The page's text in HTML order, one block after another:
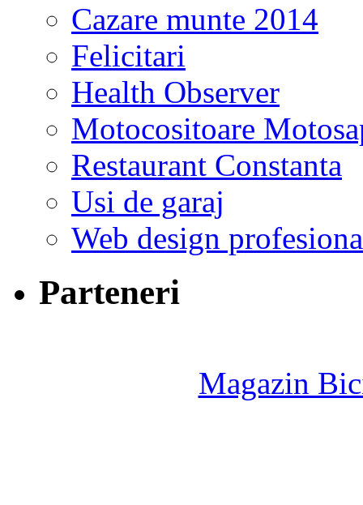
Cazare munte 2014
Felicitari
Health Observer
Motocositoare
Restaurant Constanta
Usi de garaj
Web design
Parteneri
Magazin